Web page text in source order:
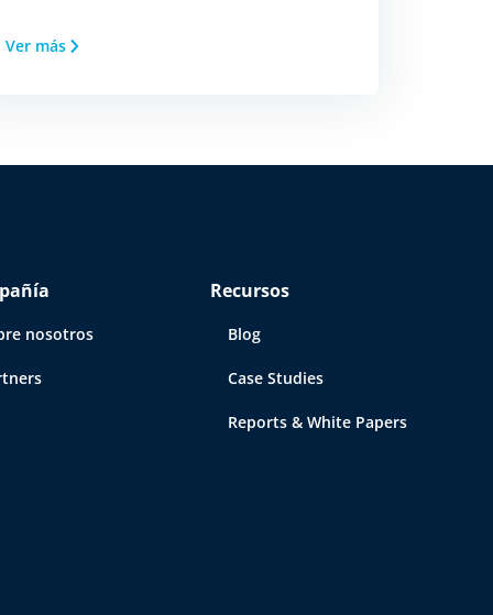
Ver más
nosotros
Recursos
Blog
Case Studies
Reports & White Papers